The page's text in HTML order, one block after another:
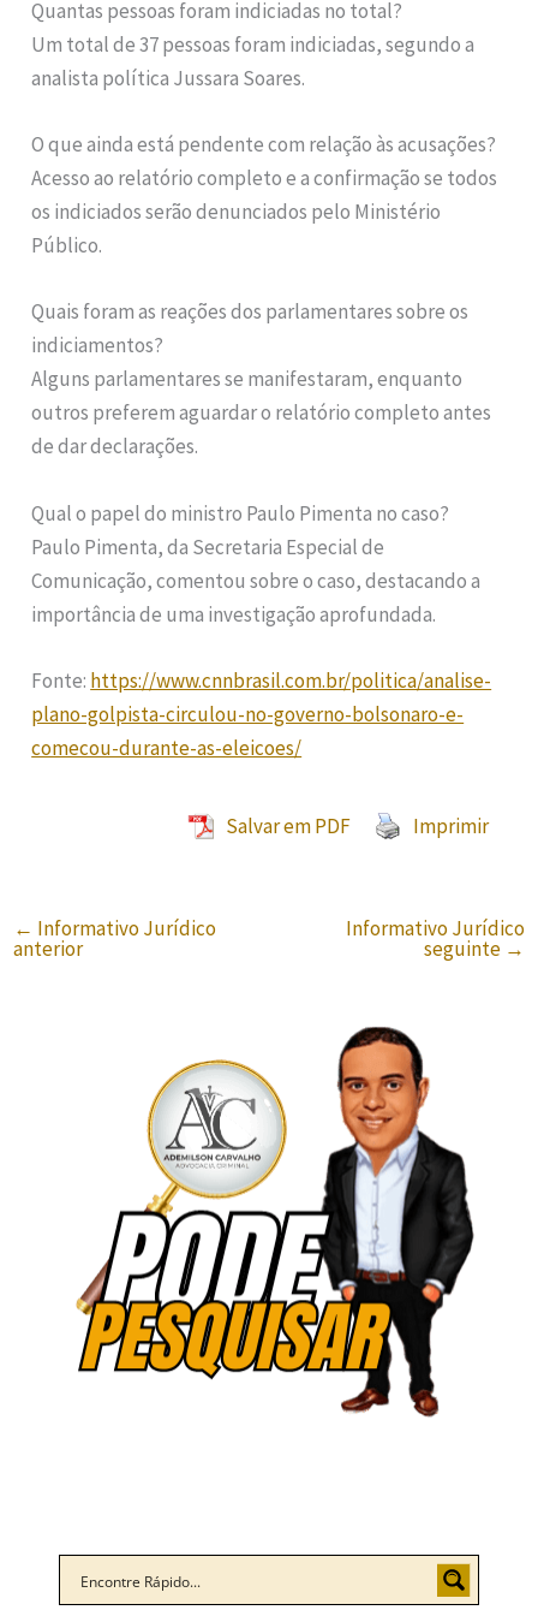
Quantas pessoas foram indiciadas no total?
Um total de 37 pessoas foram indiciadas, segundo a
analista política Jussara Soares.
O que ainda está pendente com relação às acusações?
Acesso ao relatório completo e a confirmação se todos
os indiciados serão denunciados pelo Ministério
Público.
Quais foram as reações dos parlamentares sobre os
indiciamentos?
Alguns parlamentares se manifestaram, enquanto
outros preferem aguardar o relatório completo antes
de dar declarações.
Qual o papel do ministro Paulo Pimenta no caso?
Paulo Pimenta, da Secretaria Especial de
Comunicação, comentou sobre o caso, destacando a
importância de uma investigação aprofundada.
Fonte: https://www.cnnbrasil.com.br/politica/analise-
plano-golpista-circulou-no-governo-bolsonaro-e-
comecou-durante-as-eleicoes/
Salvar em PDF Imprimir
← Informativo Jurídico
anterior
Informativo Jurídico
seguinte →